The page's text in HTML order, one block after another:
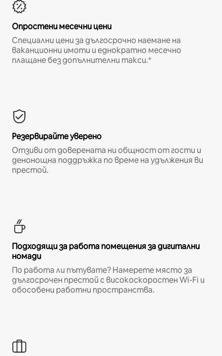
Опростени месечни цени
Специални цени за дългосрочно наемане на
ваканционни имоти и еднократно месечно
плащане без допълнителни такси.*
Резервирайте уверено
Отзиви от доверената ни общност от гости и
денонощна поддръжка по време на удължения ви
престой.
Подходящи за работа помещения за дигитални
номади
По работа ли пътувате? Намерете място за
дългосрочен престой с високоскоростен Wi-Fi и
обособени работни пространства.